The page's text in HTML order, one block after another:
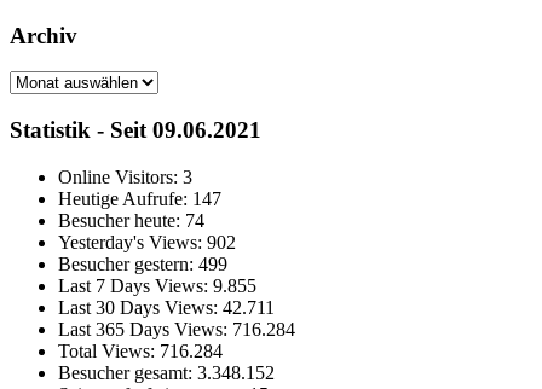
Archiv
Archiv
Statistik - Seit 09.06.2021
Online Visitors: 3
Heutige Aufrufe: 147
Besucher heute: 74
Yesterday's Views: 902
Besucher gestern: 499
Last 7 Days Views: 9.855
Last 30 Days Views: 42.711
Last 365 Days Views: 716.284
Total Views: 716.284
Besucher gesamt: 3.348.152